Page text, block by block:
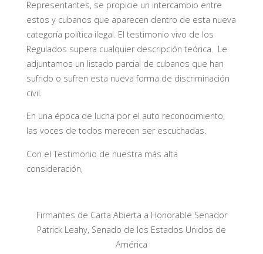
Representantes, se propicie un intercambio entre
estos y cubanos que aparecen dentro de esta nueva
categoría política ilegal. El testimonio vivo de los
Regulados supera cualquier descripción teórica. Le
adjuntamos un listado parcial de cubanos que han
sufrido o sufren esta nueva forma de discriminación
civil.
En una época de lucha por el auto reconocimiento,
las voces de todos merecen ser escuchadas.
Con el Testimonio de nuestra más alta
consideración,
Firmantes de Carta Abierta a Honorable Senador
Patrick Leahy, Senado de los Estados Unidos de
América